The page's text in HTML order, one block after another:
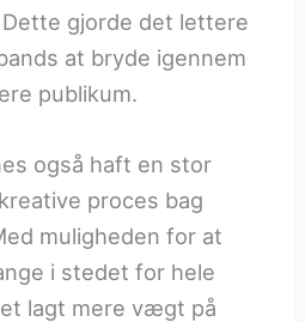
gjorde det lettere
at bryde igennem
publikum.
også haft en stor
proces bag
muligheden for at
i stedet for hele
lagt mere vægt på